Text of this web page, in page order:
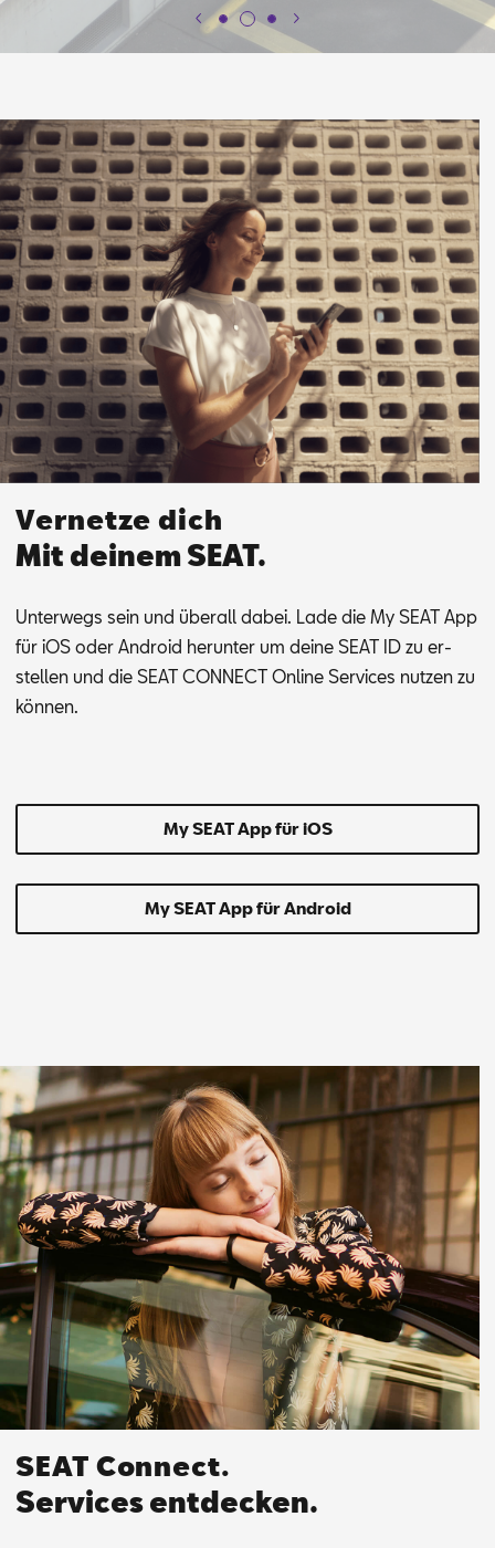
Vernetze dich
Mit deinem SEAT.
Un­ter­wegs sein und über­all da­bei. Lade die My SEAT App
für iOS oder An­dro­id her­un­ter um dei­ne SEAT ID zu er­
stel­len und die SEAT CON­NECT On­line Ser­vices nut­zen zu
kön­nen.
My SEAT App für iOS
My SEAT App für Android
SEAT Connect.
Services entdecken.